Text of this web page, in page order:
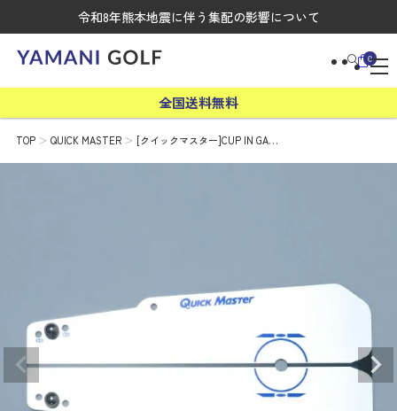
令和8年熊本地震に伴う集配の影響について
0
全国送料無料
TOP QUICK MASTER [クイックマスター]CUP IN GA…